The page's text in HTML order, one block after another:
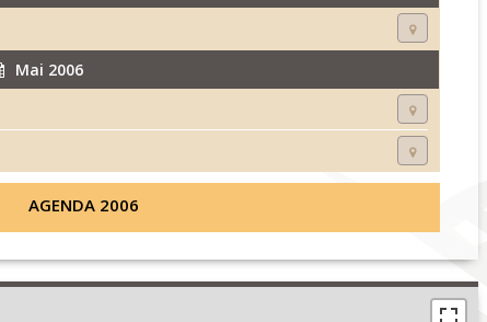
Mai 2006
AGENDA 2006